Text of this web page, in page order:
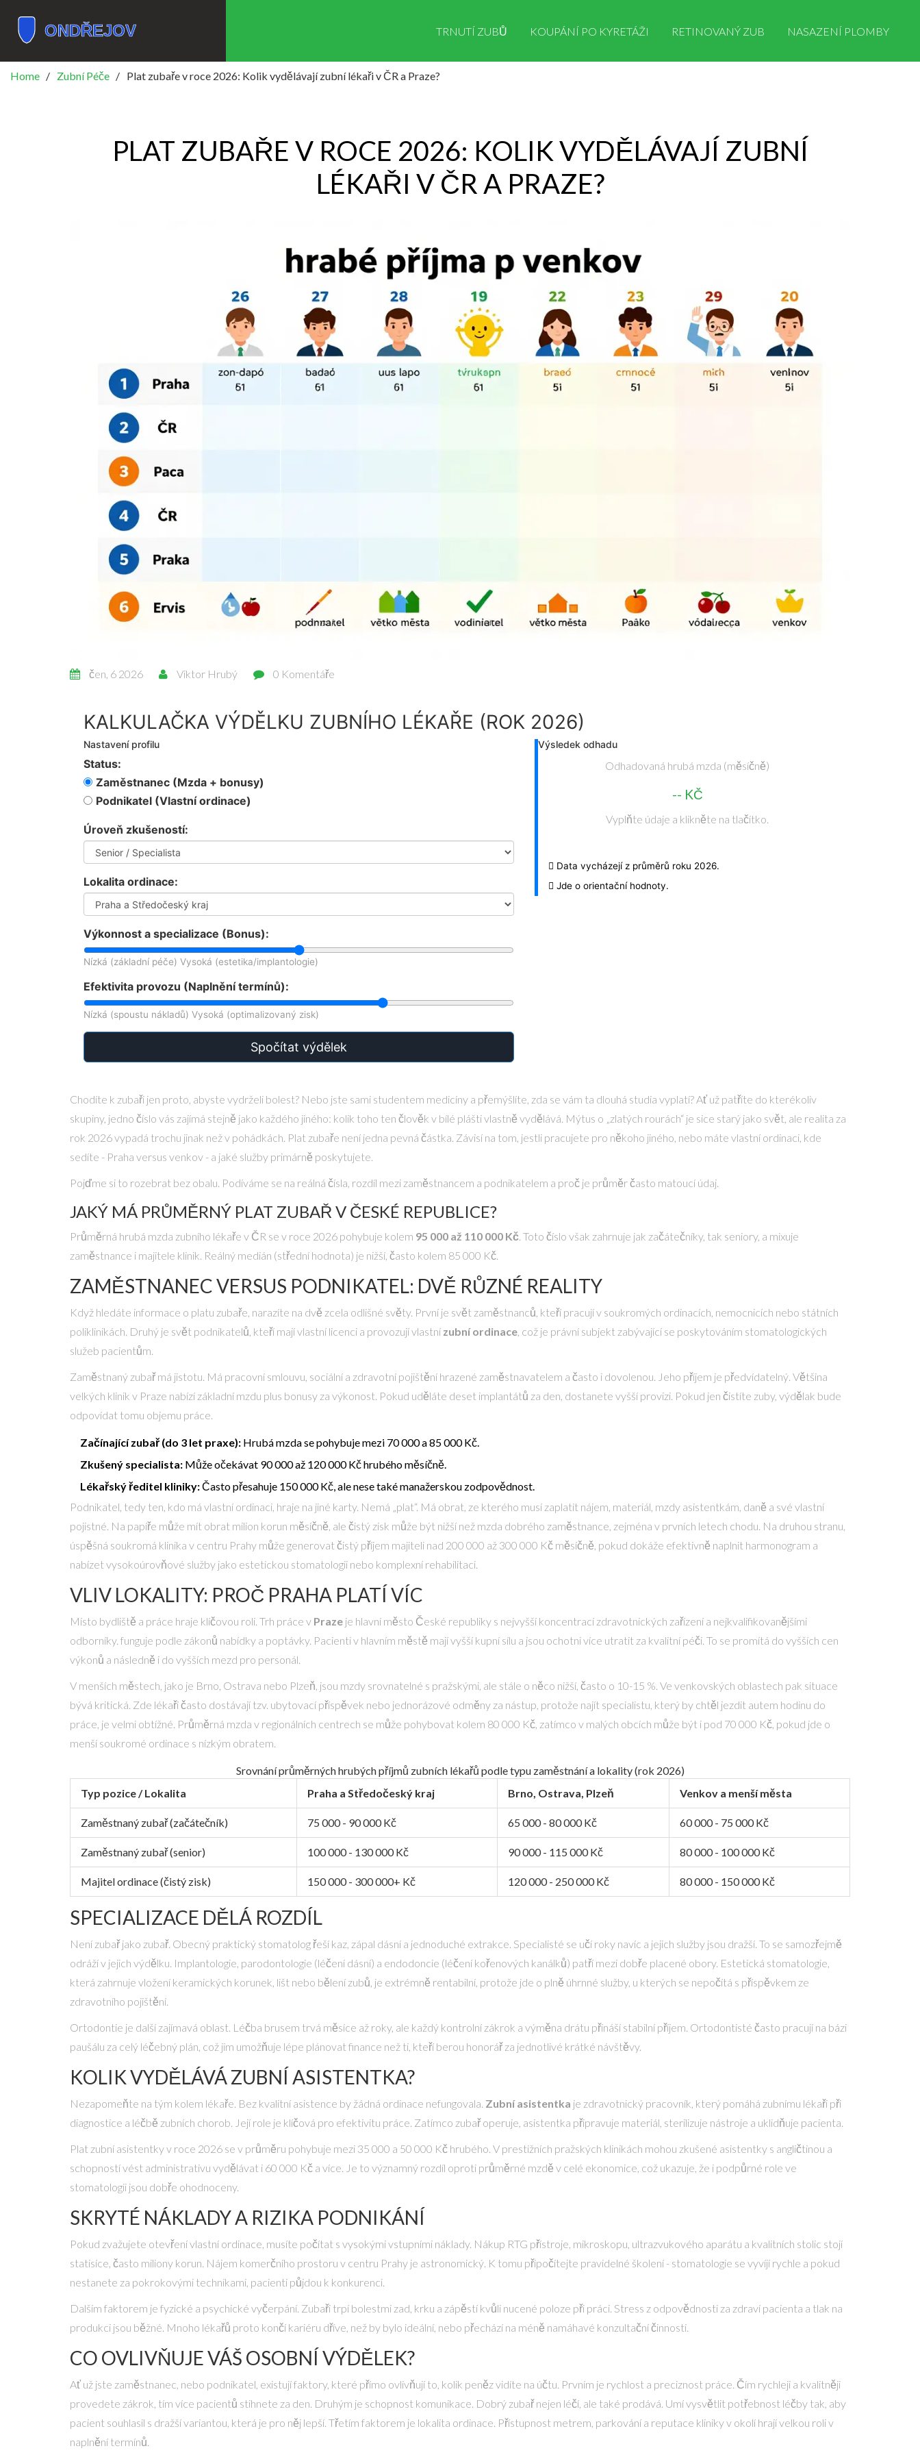
TRNUTÍ ZUBŮ KOUPÁNÍ PO KYRETÁŽI RETINOVANÝ ZUB NASAZENÍ PLOMBY
Home Zubní Péče Plat zubaře v roce 2026: Kolik vydělávají zubní lékaři v ČR a Praze?
PLAT ZUBAŘE V ROCE 2026: KOLIK VYDĚLÁVAJÍ ZUBNÍ
LÉKAŘI V ČR A PRAZE?
čen, 6 2026 Viktor Hrubý 0 Komentáře
KALKULAČKA VÝDĚLKU ZUBNÍHO LÉKAŘE (ROK 2026)
Nastavení profilu
Status:
Zaměstnanec (Mzda + bonusy)
Podnikatel (Vlastní ordinace)
Úroveň zkušeností:
Lokalita ordinace:
Výkonnost a specializace (Bonus):
Nízká (základní péče) Vysoká (estetika/implantologie)
Efektivita provozu (Naplnění termínů):
Nízká (spoustu nákladů) Vysoká (optimalizovaný zisk)
Spočítat výdělek
Výsledek odhadu
Odhadovaná hrubá mzda (měsíčně)
-- KČ
Vyplňte údaje a klikněte na tlačítko.
Data vycházejí z průměrů roku 2026.
Jde o orientační hodnoty.
Chodíte k zubaři jen proto, abyste vydrželi bolest? Nebo jste sami studentem medicíny a přemýšlíte, zda se vám ta dlouhá studia vyplatí? Ať už patříte do kterékoliv
skupiny, jedno číslo vás zajímá stejně jako každého jiného: kolik toho ten člověk v bílé plášti vlastně vydělává. Mýtus o „zlatých rourách“ je sice starý jako svět, ale realita za
rok 2026 vypadá trochu jinak než v pohádkách. Plat zubaře není jedna pevná částka. Závisí na tom, jestli pracujete pro někoho jiného, nebo máte vlastní ordinaci, kde
sedíte - Praha versus venkov - a jaké služby primárně poskytujete.
Pojďme si to rozebrat bez obalu. Podíváme se na reálná čísla, rozdíl mezi zaměstnancem a podnikatelem a proč je průměr často matoucí údaj.
JAKÝ MÁ PRŮMĚRNÝ PLAT ZUBAŘ V ČESKÉ REPUBLICE?
Průměrná hrubá mzda zubního lékaře v ČR se v roce 2026 pohybuje kolem 95 000 až 110 000 Kč. Toto číslo však zahrnuje jak začátečníky, tak seniory, a mixuje
zaměstnance i majitele klinik. Reálný medián (střední hodnota) je nižší, často kolem 85 000 Kč.
ZAMĚSTNANEC VERSUS PODNIKATEL: DVĚ RŮZNÉ REALITY
Když hledáte informace o platu zubaře, narazíte na dvě zcela odlišné světy. První je svět zaměstnanců, kteří pracují v soukromých ordinacích, nemocnicích nebo státních
poliklinikách. Druhý je svět podnikatelů, kteří mají vlastní licenci a provozují vlastní zubní ordinace , což je právní subjekt zabývající se poskytováním stomatologických
služeb pacientům.
Zaměstnaný zubař má jistotu. Má pracovní smlouvu, sociální a zdravotní pojištění hrazené zaměstnavatelem a často i dovolenou. Jeho příjem je předvídatelný. Většina
velkých klinik v Praze nabízí základní mzdu plus bonusy za výkonost. Pokud uděláte deset implantátů za den, dostanete vyšší provizi. Pokud jen čistíte zuby, výdělak bude
odpovídat tomu objemu práce.
Začínající zubař (do 3 let praxe): Hrubá mzda se pohybuje mezi 70 000 a 85 000 Kč.
Zkušený specialista: Může očekávat 90 000 až 120 000 Kč hrubého měsíčně.
Lékařský ředitel kliniky:Často přesahuje 150 000 Kč, ale nese také manažerskou zodpovědnost.
Podnikatel, tedy ten, kdo má vlastní ordinaci, hraje na jiné karty. Nemá „plat“. Má obrat, ze kterého musí zaplatit nájem, materiál, mzdy asistentkám, daně a své vlastní
pojistné. Na papíře může mít obrat milion korun měsíčně, ale čistý zisk může být nižší než mzda dobrého zaměstnance, zejména v prvních letech chodu. Na druhou stranu,
úspěšná soukromá klinika v centru Prahy může generovat čistý příjem majiteli nad 200 000 až 300 000 Kč měsíčně, pokud dokáže efektivně naplnit harmonogram a
nabízet vysokoúrovňové služby jako estetickou stomatologii nebo komplexní rehabilitaci.
VLIV LOKALITY: PROČ PRAHA PLATÍ VÍC
Místo bydliště a práce hraje klíčovou roli. Trh práce v Praze je hlavní město České republiky s nejvyšší koncentrací zdravotnických zařízení a nejkvalifikovanějšími
odborníky. funguje podle zákonů nabídky a poptávky. Pacienti v hlavním městě mají vyšší kupní sílu a jsou ochotni více utratit za kvalitní péči. To se promítá do vyšších cen
výkonů a následně i do vyšších mezd pro personál.
V menších městech, jako je Brno, Ostrava nebo Plzeň, jsou mzdy srovnatelné s pražskými, ale stále o něco nižší, často o 10-15 %. Ve venkovských oblastech pak situace
bývá kritická. Zde lékaři často dostávají tzv. ubytovací příspěvek nebo jednorázové odměny za nástup, protože najít specialistu, který by chtěl jezdit autem hodinu do
práce, je velmi obtížné. Průměrná mzda v regionálních centrech se může pohybovat kolem 80 000 Kč, zatímco v malých obcích může být i pod 70 000 Kč, pokud jde o
menší soukromé ordinace s nízkým obratem.
Srovnání průměrných hrubých příjmů zubních lékařů podle typu zaměstnání a lokality (rok 2026)
Typ pozice / Lokalita
Praha a Středočeský kraj Brno, Ostrava, Plzeň Venkov a menší města
Zaměstnaný zubař (začátečník) 75 000 - 90 000 Kč 65 000 - 80 000 Kč 60 000 - 75 000 Kč
Zaměstnaný zubař (senior) 100 000 - 130 000 Kč 90 000 - 115 000 Kč 80 000 - 100 000 Kč
Majitel ordinace (čistý zisk) 150 000 - 300 000+ Kč 120 000 - 250 000 Kč 80 000 - 150 000 Kč
SPECIALIZACE DĚLÁ ROZDÍL
Není zubař jako zubař. Obecný praktický stomatolog řeší kaz, zápal dásní a jednoduché extrakce. Specialisté se učí roky navíc a jejich služby jsou dražší. To se samozřejmě
odráží v jejich výdělku. Implantologie, parodontologie (léčení dásní) a endodoncie (léčení kořenových kanálků) patří mezi dobře placené obory. Estetická stomatologie,
která zahrnuje vložení keramických korunek, lišt nebo bělení zubů, je extrémně rentabilní, protože jde o plně úhrnné služby, u kterých se nepočítá s příspěvkem ze
zdravotního pojištění.
Ortodontie je další zajímavá oblast. Léčba brusem trvá měsíce až roky, ale každý kontrolní zákrok a výměna drátu přináší stabilní příjem. Ortodontisté často pracují na bázi
paušálu za celý léčebný plán, což jim umožňuje lépe plánovat finance než ti, kteří berou honorář za jednotlivé krátké návštěvy.
KOLIK VYDĚLÁVÁ ZUBNÍ ASISTENTKA?
Nezapomeňte na tým kolem lékaře. Bez kvalitní asistence by žádná ordinace nefungovala. Zubní asistentka je zdravotnický pracovník, který pomáhá zubnímu lékaři při
diagnostice a léčbě zubních chorob. Její role je klíčová pro efektivitu práce. Zatímco zubař operuje, asistentka připravuje materiál, sterilizuje nástroje a uklidňuje pacienta.
Plat zubní asistentky v roce 2026 se v průměru pohybuje mezi 35 000 a 50 000 Kč hrubého. V prestižních pražských klinikách mohou zkušené asistentky s angličtinou a
schopností vést administrativu vydělávat i 60 000 Kč a více. Je to významný rozdíl oproti průměrné mzdě v celé ekonomice, což ukazuje, že i podpůrné role ve
stomatologii jsou dobře ohodnoceny.
SKRYTÉ NÁKLADY A RIZIKA PODNIKÁNÍ
Pokud zvažujete otevření vlastní ordinace, musíte počítat s vysokými vstupními náklady. Nákup RTG přístroje, mikroskopu, ultrazvukového aparátu a kvalitních stolic stojí
statisíce, často miliony korun. Nájem komerčního prostoru v centru Prahy je astronomický. K tomu připočítejte pravidelné školení - stomatologie se vyvíjí rychle a pokud
nestanete za pokrokovými technikami, pacienti půjdou k konkurenci.
Dalším faktorem je fyzické a psychické vyčerpání. Zubaři trpí bolestmi zad, krku a zápěstí kvůli nucené poloze při práci. Stress z odpovědnosti za zdraví pacienta a tlak na
produkci jsou běžné. Mnoho lékařů proto končí kariéru dříve, než by bylo ideální, nebo přechází na méně namáhavé konzultační činnosti.
CO OVLIVŇUJE VÁŠ OSOBNÍ VÝDĚLEK?
Ať už jste zaměstnanec, nebo podnikatel, existují faktory, které přímo ovlivňují to, kolik peněz vidíte na účtu. Prvním je rychlost a preciznost práce. Čím rychleji a kvalitněji
provedete zákrok, tím více pacientů stihnete za den. Druhým je schopnost komunikace. Dobrý zubař nejen léčí, ale také prodává. Umí vysvětlit potřebnost léčby tak, aby
pacient souhlasil s dražší variantou, která je pro něj lepší. Třetím faktorem je lokalita ordinace. Přístupnost metrem, parkování a reputace kliniky v okolí hrají velkou roli v
naplnění termínů.